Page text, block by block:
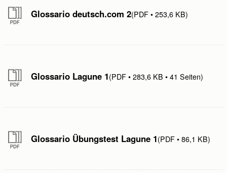
Glossario deutsch.com 2 PDF 253,6 KB
Glossario Lagune 1 PDF 283,6 KB 41 Seiten
Glossario Übungstest Lagune 1 PDF 86,1 KB
Cognome: